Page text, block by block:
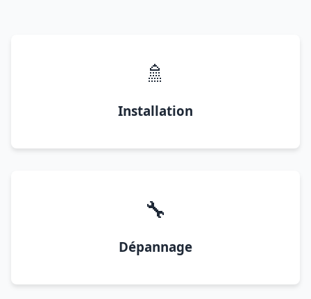
🚿
Installation
🔧
Dépannage